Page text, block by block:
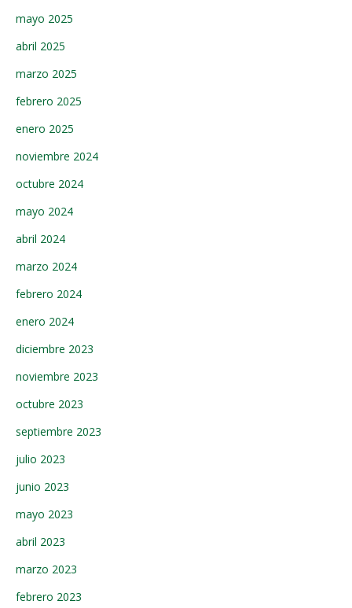
mayo 2025
abril 2025
marzo 2025
febrero 2025
enero 2025
noviembre 2024
octubre 2024
mayo 2024
abril 2024
marzo 2024
febrero 2024
enero 2024
diciembre 2023
noviembre 2023
octubre 2023
septiembre 2023
julio 2023
junio 2023
mayo 2023
abril 2023
marzo 2023
febrero 2023